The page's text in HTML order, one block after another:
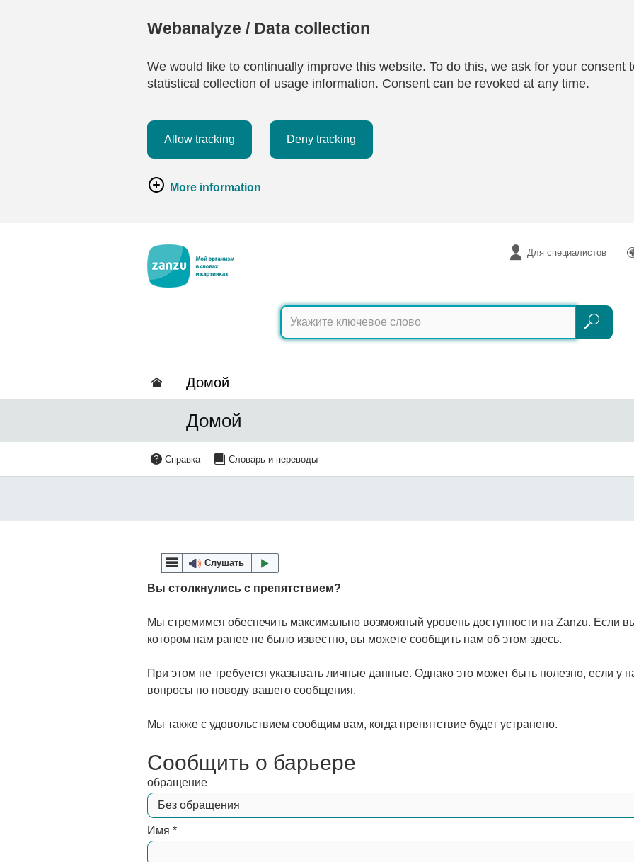
Webanalyze / Data collection
We would like to continually improve this website. To do this, we ask for your consent
statistical collection of usage information. Consent can be revoked at any time.
Allow tracking Deny tracking
More information
Для специалистов
Поиск
Поиск
Домой
Домой
Справка Словарь и переводы
Слушать
Вы столкнулись с препятствием?
Мы стремимся обеспечить максимально возможный уровень доступности на Zanzu. Если
котором нам ранее не было известно, вы можете сообщить нам об этом здесь.
При этом не требуется указывать личные данные. Однако это может быть полезно, если у
вопросы по поводу вашего сообщения.
Мы также с удовольствием сообщим вам, когда препятствие будет устранено.
Сообщить о барьере
обращение
Имя *